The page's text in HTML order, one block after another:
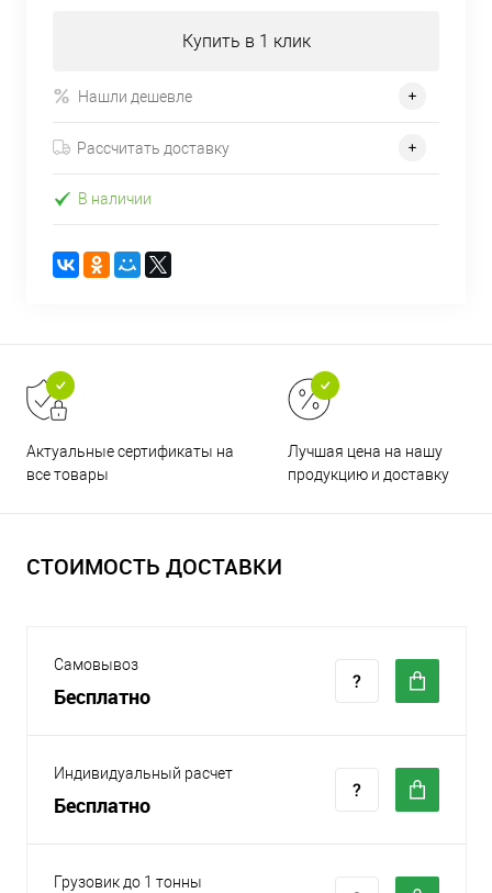
Купить в 1 клик
Нашли дешевле
Рассчитать доставку
В наличии
Актуальные сертификаты на
все товары
Лучшая цена на нашу
продукцию и доставку
СТОИМОСТЬ ДОСТАВКИ
Самовывоз
Бесплатно
Индивидуальный расчет
Бесплатно
Грузовик до 1 тонны